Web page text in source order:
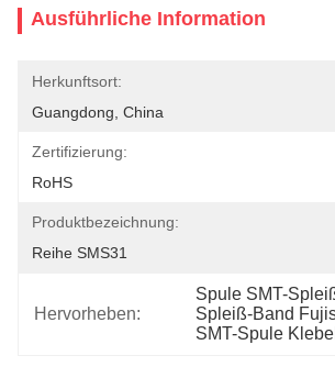
Ausführliche Information
Herkunftsort:
Guangdong, China
Zertifizierung:
RoHS
Produktbezeichnung:
Reihe SMS31
Hervorheben:
Spule SMT-
Spleiß-Band
SMT-Spule